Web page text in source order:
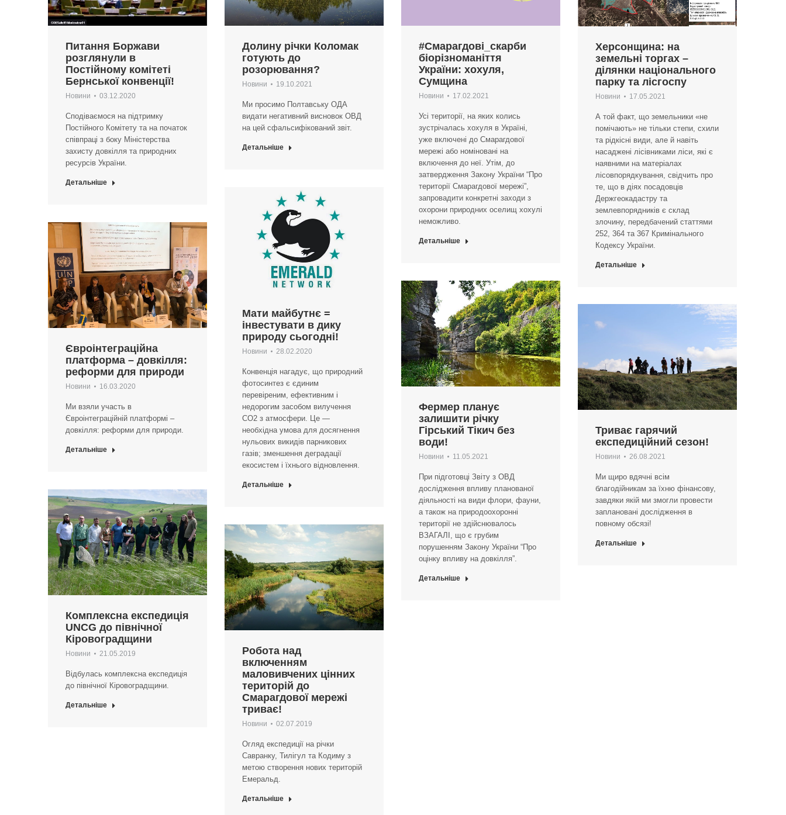
Питання Боржави
розглянули в
Постійному комітеті
Бернської конвенції!
Новини 03.12.2020
Cподіваємося на підтримку
Постійного Комітету та на початок
співпраці з боку Міністерства
захисту довкілля та природних
ресурсів України.
Детальніше
Долину річки Коломак
готують до
розорювання?
Новини 19.10.2021
Ми просимо Полтавську ОДА
видати негативний висновок ОВД
на цей сфальсифікований звіт.
Детальніше
#Смарагдові_скарби
біорізноманіття
України: хохуля,
Сумщина
Новини 17.02.2021
Усі території, на яких колись
зустрічалась хохуля в Україні,
уже включені до Смарагдової
мережі або номіновані на
включення до неї. Утім, до
затвердження Закону України “Про
території Смарагдової мережі”,
запровадити конкретні заходи з
охорони природних оселищ хохулі
неможливо.
Детальніше
Херсонщина: на
земельні торгах –
ділянки національного
парку та лісгоспу
Новини 17.05.2021
А той факт, що земельники «не
помічають» не тільки степи, схили
та рідкісні види, але й навіть
насаджені лісівниками ліси, які є
наявними на матеріалах
лісовпорядкування, свідчить про
те, що в діях посадовців
Держгеокадастру та
землевпорядників є склад
злочину, передбачений статтями
252, 364 та 367 Кримінального
Кодексу України.
Детальніше
Мати майбутнє =
інвестувати в дику
природу сьогодні!
Новини 28.02.2020
Конвенція нагадує, що природний
фотосинтез є єдиним
перевіреним, ефективним і
недорогим засобом вилучення
CO2 з атмосфери. Це —
необхідна умова для досягнення
нульових викидів парникових
газів; зменшення деградації
екосистем і їхнього відновлення.
Детальніше
Євроінтеграційна
платформа – довкілля:
реформи для природи
Новини 16.03.2020
Ми взяли участь в
Євроінтеграційній платформі –
довкілля: реформи для природи.
Детальніше
Фермер планує
залишити річку
Гірський Тікич без
води!
Новини 11.05.2021
При підготовці Звіту з ОВД
дослідження впливу планованої
діяльності на види флори, фауни,
а також на природоохоронні
території не здійснювалось
ВЗАГАЛІ, що є грубим
порушенням Закону України “Про
оцінку впливу на довкілля”.
Детальніше
Триває гарячий
експедиційний сезон!
Новини 26.08.2021
Ми щиро вдячні всім
благодійникам за їхню фінансову,
завдяки якій ми змогли провести
заплановані дослідження в
повному обсязі!
Детальніше
Комплексна експедиція
UNCG до північної
Кіровоградщини
Новини 21.05.2019
Відбулась комплексна експедиція
до північної Кіровоградщини.
Детальніше
Робота над
включенням
маловивчених цінних
територій до
Смарагдової мережі
триває!
Новини 02.07.2019
Огляд експедиції на річки
Савранку, Тилігул та Кодиму з
метою створення нових територій
Емеральд.
Детальніше